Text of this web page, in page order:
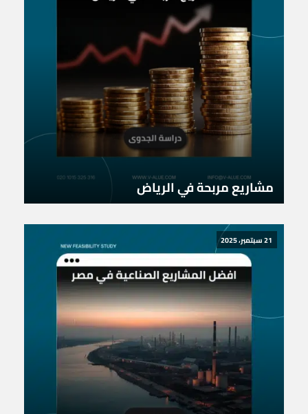
مشاريع مربحة في الرياض
21 سبتمبر، 2025